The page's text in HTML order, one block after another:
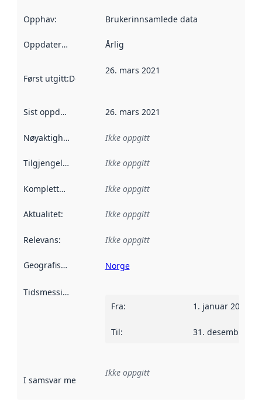
Opphav: Brukerinnsamlede data
Oppdateringsfrekvens :
Årlig
Først utgitt:Denne datoen sier når dataene i dette
26. mars 2021
Sist oppdatert 26. mars 2021
Nøyaktighet Ikke oppgitt
Tilgjengelighet Ikke oppgitt
Kompletthet Ikke oppgitt
Aktualitet: Ikke oppgitt
Relevans: Ikke oppgitt
Geografisk avgrensning :
Norge
Tidsmessig avgrensning
Fra: 1. januar 2020
Til: 31. desember
I samsvar med Referanse til en implementasjonsregel
Ikke oppgitt